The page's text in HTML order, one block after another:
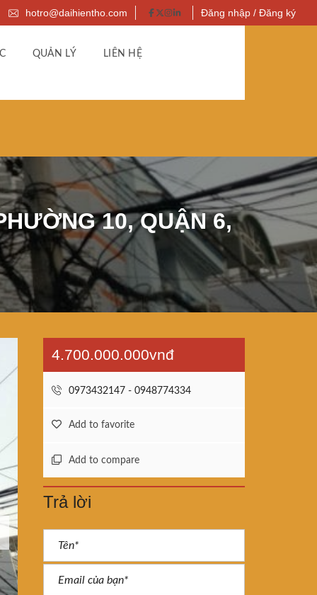
hotro@daihientho.com Đăng nhập / Đăng ký
QUẢN LÝ LIÊN HỆ
10, QUẬN 6,
4.700.000.000vnđ
0973432147 - 0948774334
Add to favorite
Add to compare
Trả lời